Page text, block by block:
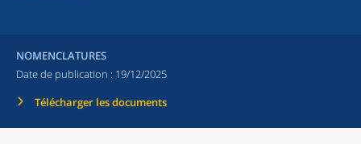
NOMENCLATURES
Date de publication : 19/12/2025
Télécharger les documents